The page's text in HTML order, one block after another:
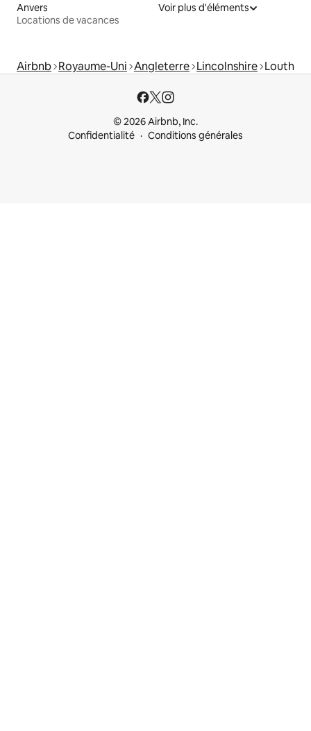
Anvers
Locations de vacances
Voir plus d'éléments
Airbnb Royaume-Uni Angleterre Lincolnshire Louth
© 2026 Airbnb, Inc.
Confidentialité
Conditions générales